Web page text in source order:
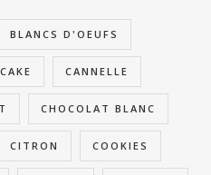
BLANCS D'OEUFS
CAKE CANNELLE
CHOCOLAT BLANC
CITRON COOKIES